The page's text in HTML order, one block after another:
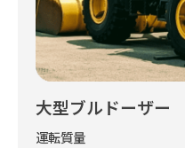
大型ブルドーザー
運転質量